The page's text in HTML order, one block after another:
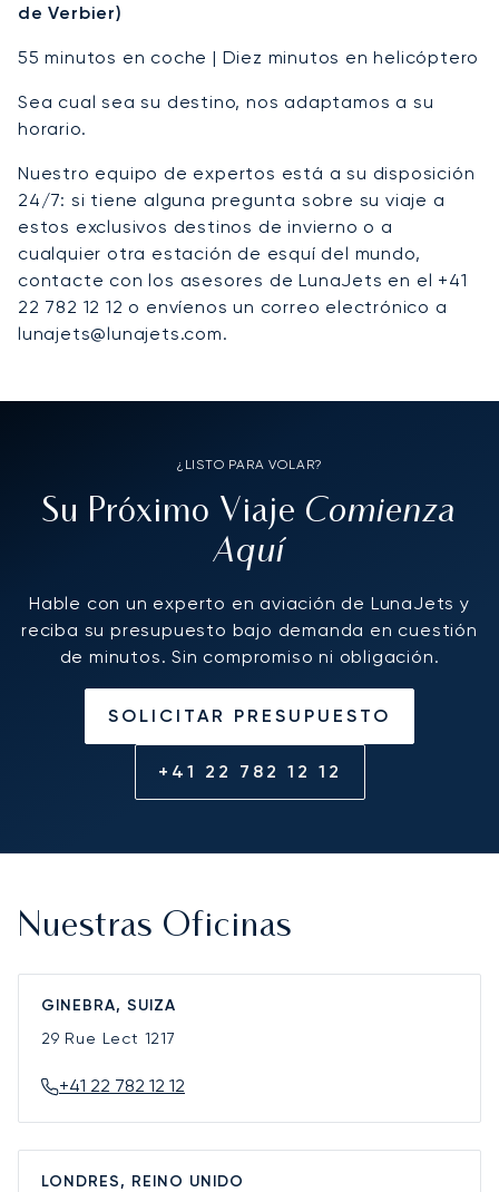
de Verbier)
55 minutos en coche | Diez minutos en helicóptero
Sea cual sea su destino, nos adaptamos a su
horario.
Nuestro equipo de expertos está a su disposición
24/7: si tiene alguna pregunta sobre su viaje a
estos exclusivos destinos de invierno o a
cualquier otra estación de esquí del mundo,
contacte con los asesores de LunaJets en el +41
22 782 12 12 o envíenos un correo electrónico a
lunajets@lunajets.com.
¿LISTO PARA VOLAR?
Su Próximo Viaje Comienza
Aquí
Hable con un experto en aviación de LunaJets y
reciba su presupuesto bajo demanda en cuestión
de minutos. Sin compromiso ni obligación.
SOLICITAR PRESUPUESTO
+41 22 782 12 12
Nuestras Oficinas
GINEBRA, SUIZA
29 Rue Lect 1217
+41 22 782 12 12
LONDRES, REINO UNIDO